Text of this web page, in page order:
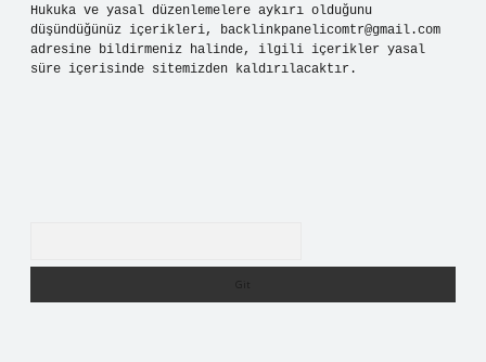
Hukuka ve yasal düzenlemelere aykırı olduğunu
düşündüğünüz içerikleri, backlinkpanelicomtr@gmail.com
adresine bildirmeniz halinde, ilgili içerikler yasal
süre içerisinde sitemizden kaldırılacaktır.